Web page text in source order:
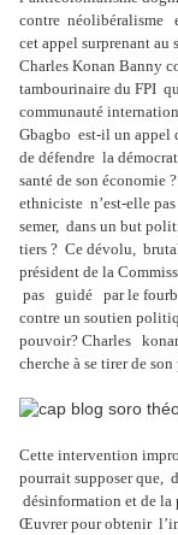
contre néolibéralisme
cet appel surprenant
Charles Konan Banny
tambourinaire du FPI
communauté
Gbagbo est-il un appel
de défendre la
santé de son
ethniciste n’est-elle
semer, dans un but
tiers ? Ce dévolu,
président de la
pas guidé par le
contre un soutien
pouvoir? Charles
cherche à se tirer de
Cette intervention
pourrait supposer
désinformation et de la
Œuvrer pour obtenir